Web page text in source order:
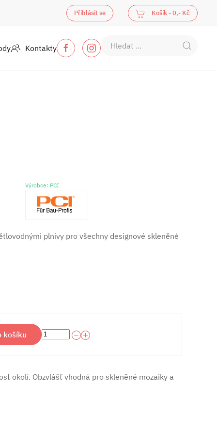
Přihlásit se Košík -0,- Kč
Kontakty
Výrobce: PCI
plnivy pro všechny designové skleněné
košíku
okolí. Obzvlášť vhodná pro skleněné mozaiky a